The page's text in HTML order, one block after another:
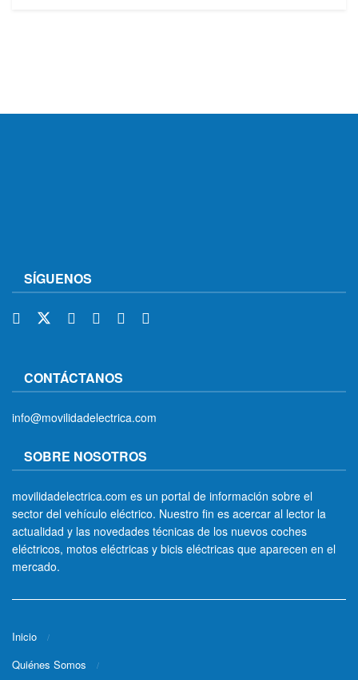
SÍGUENOS
CONTÁCTANOS
info@movilidadelectrica.com
SOBRE NOSOTROS
movilidadelectrica.com es un portal de información sobre el
sector del vehículo eléctrico. Nuestro fin es acercar al lector la
actualidad y las novedades técnicas de los nuevos coches
eléctricos, motos eléctricas y bicis eléctricas que aparecen en el
mercado.
Inicio
Quiénes Somos